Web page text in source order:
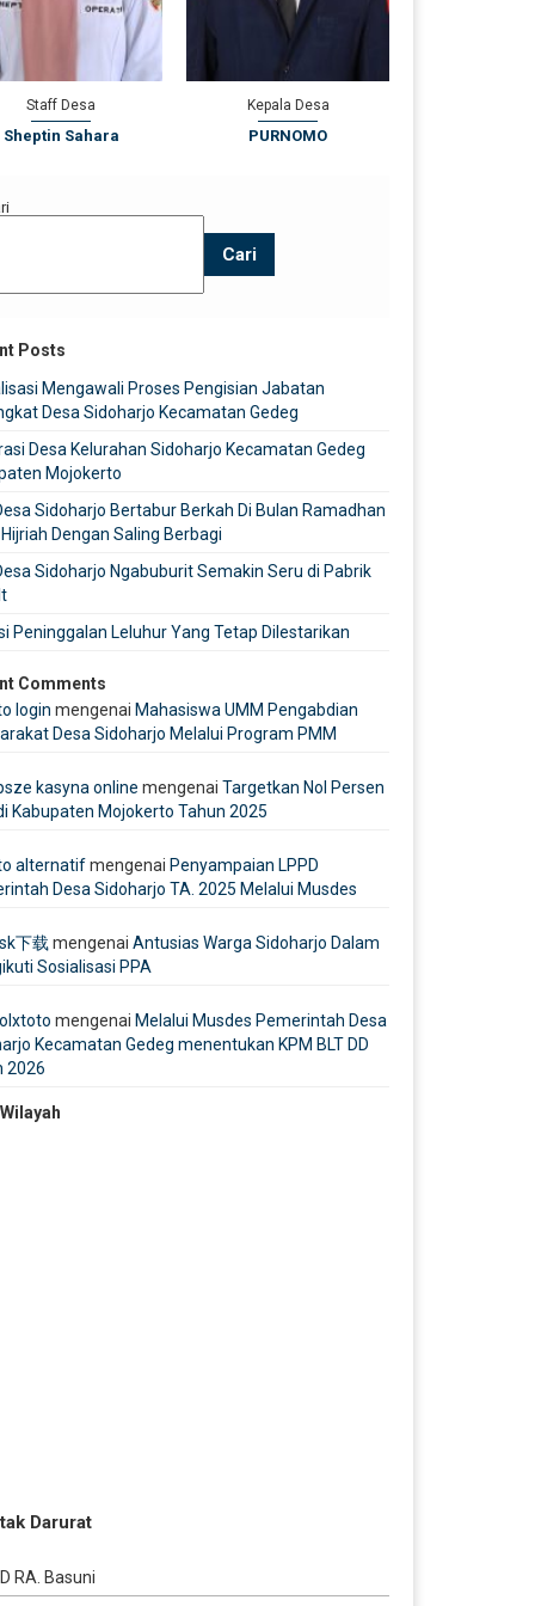
Staff Desa
Sheptin Sahara
Kepala Desa
PURNOMO
Cari
Posts
Mengawali Proses Pengisian Jabatan
Desa Sidoharjo Kecamatan Gedeg
Desa Kelurahan Sidoharjo Kecamatan Gedeg
Mojokerto
Sidoharjo Bertabur Berkah Di Bulan Ramadhan
Dengan Saling Berbagi
Sidoharjo Ngabuburit Semakin Seru di Pabrik
Peninggalan Leluhur Yang Tetap Dilestarikan
Comments
login mengenai Mahasiswa UMM Pengabdian
Desa Sidoharjo Melalui Program PMM
kasyna online mengenai Targetkan Nol Persen
Kabupaten Mojokerto Tahun 2025
alternatifmengenai Penyampaian LPPD
Desa Sidoharjo TA. 2025 Melalui Musdes
下载 mengenai Antusias Warga Sidoharjo Dalam
Sosialisasi PPA
mengenai Melalui Musdes Pemerintah Desa
Kecamatan Gedeg menentukan KPM BLT DD
2026
Darurat
RA. Basuni